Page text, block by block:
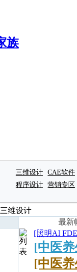
三维设计 CAE软件
程序设计 营销专区
三维设计
最新
[照明AI
[中医
[中医